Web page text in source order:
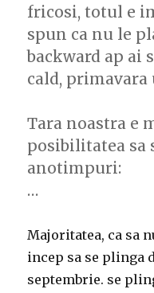
fricosi, totul e
spun ca nu le
backward ap ai
cald, primavara
Tara noastra e
posibilitatea sa
anotimpuri:
…
Majoritatea, ca sa
incep sa se plinga
septembrie. se